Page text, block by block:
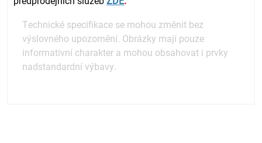
Technické specifikace se mohou změnit bez
výslovného upozornění. Obrázky mají pouze
informativní charakter a mohou obsahovat i prvky
nadstandardní výbavy.